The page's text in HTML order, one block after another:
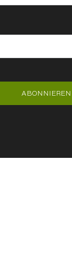
ABONNIEREN